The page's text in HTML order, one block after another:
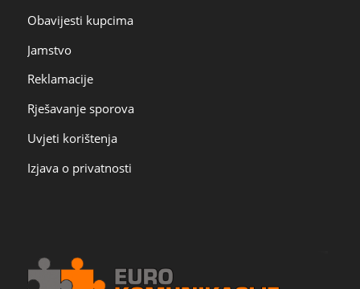
Obavijesti kupcima
Jamstvo
Reklamacije
Rješavanje sporova
Uvjeti korištenja
Izjava o privatnosti